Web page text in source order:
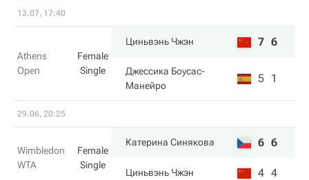
13.07, 17:40
Athens
Open
Female
Single
Циньвэнь Чжэн 7 6
Джессика Боусас-
Манейро
5 1
29.06, 20:25
Wimbledon
WTA
Female
Single
Катерина Синякова 6 6
Циньвэнь Чжэн 4 4